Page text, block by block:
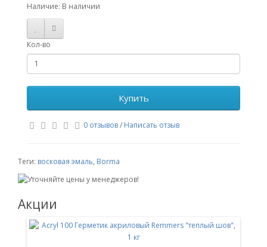
Наличие: В наличии
Кол-во
Купить
0 отзывов/ Написать отзыв
Теги: восковая эмаль, Borma
Акции